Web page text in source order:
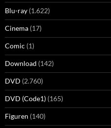
Blu-ray (1.622)
Cinema (17)
Comic (1)
Download (142)
DVD (2.760)
DVD (Code1) (165)
Figuren (140)